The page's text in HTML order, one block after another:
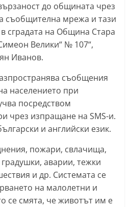
до общината чрез
съобщителна мрежа и тази
сградата на Община Стара
Велики“ № 107“,
Иванов.
съобщения
населението при
посредством
чрез изпращане на SMS-и.
и английски език.
пожари, свлачища,
аварии, тежки
и др. Системата се
на малолетни и
се смята, че животът им е